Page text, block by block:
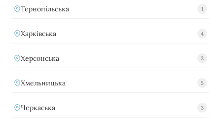
Тернопільська 1
Харківська 4
Херсонська 3
Хмельницька 5
Черкаська 3